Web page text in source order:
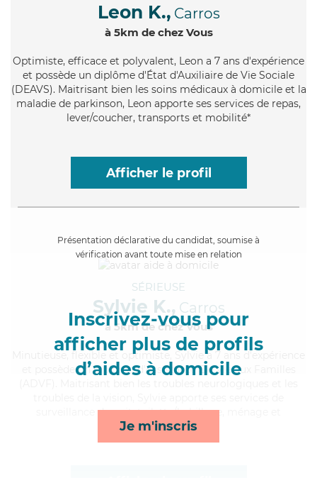
Leon K., Carros
à 5km de chez Vous
Optimiste, efficace et polyvalent, Leon a 7 ans d'expérience
et possède un diplôme d'État d'Auxiliaire de Vie Sociale
(DEAVS). Maitrisant bien les soins médicaux à domicile et la
maladie de parkinson, Leon apporte ses services de repas,
lever/coucher, transports et mobilité*
Afficher le profil
Présentation déclarative du candidat, soumise à
vérification avant toute mise en relation
Inscrivez-vous pour
afficher plus de profils
d’aides à domicile
Je m'inscris
SÉRIEUSE
Sylvie K., Carros
à 5km de chez Vous
, flexible et optimiste, Sylvie a 7 ans d'expérience
et possède un diplôme d'Assistante De Vie aux Familles
surveillance de nuit, toilette/habillage, ménage et
compagnie/loisirs*